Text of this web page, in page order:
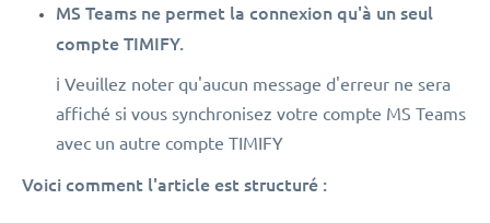
MS Teams ne permet la connexion qu'à un seul
compte TIMIFY.
ℹ️ Veuillez noter qu'aucun message d'erreur ne sera
affiché si vous synchronisez votre compte MS Teams
avec un autre compte TIMIFY
Voici comment l'article est structuré :